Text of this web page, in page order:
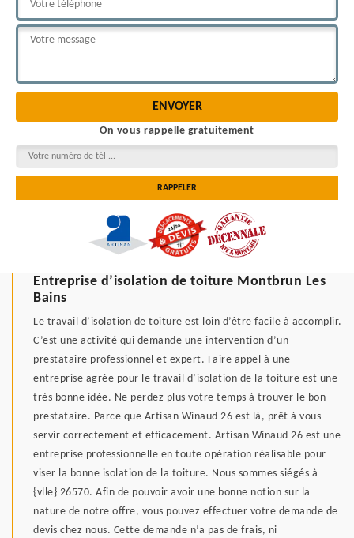
On vous rappelle gratuitement
Entreprise d’isolation de toiture Montbrun Les
Bains
Le travail d’isolation de toiture est loin d’être facile à accomplir.
C’est une activité qui demande une intervention d’un
prestataire professionnel et expert. Faire appel à une
entreprise agrée pour le travail d’isolation de la toiture est une
très bonne idée. Ne perdez plus votre temps à trouver le bon
prestataire. Parce que Artisan Winaud 26 est là, prêt à vous
servir correctement et efficacement. Artisan Winaud 26 est une
entreprise professionnelle en toute opération réalisable pour
viser la bonne isolation de la toiture. Nous sommes siégés à
{vlle} 26570. Afin de pouvoir avoir une bonne notion sur la
nature de notre offre, vous pouvez effectuer votre demande de
devis chez nous. Cette demande n’a pas de frais, ni